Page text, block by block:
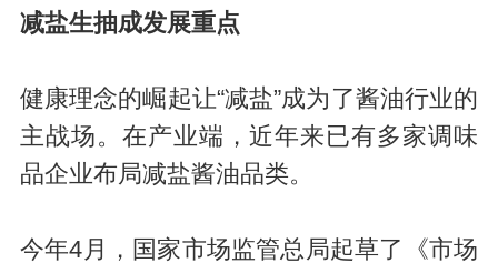
减盐生抽成发展重点
健康理念的崛起让“减盐”成为了酱油行业的
主战场。在产业端，近年来已有多家调味
品企业布局减盐酱油品类。
今年4月，国家市场监管总局起草了《市场